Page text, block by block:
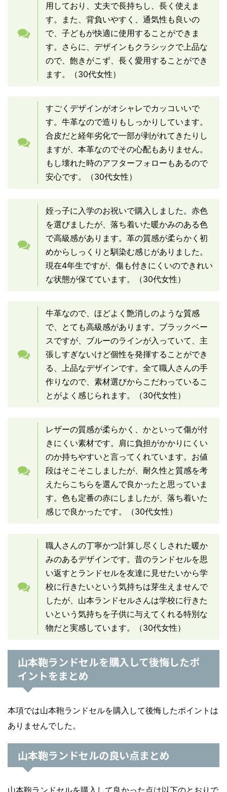
用しており、丈夫で長持ちし、長く使えま
す。また、背負いやすく、通気性も良いの
で、子どもが快適に使用することができま
す。さらに、デザインもクラシックで上品な
ので、飽きがこず、長く愛用することができ
ます。（30代女性）
すごくデザインがオシャレでカッコいいで
す。牛革なので造りもしっかりしています。
合皮だと経年劣化で一部が剥がれてきたりし
ますが、本革なのでその心配もありません。
もし壊れた時のアフターフォローもあるので
安心です。（30代女性）
姪っ子に入学のお祝いで購入しました。赤色
を選びましたが、落ち着いた暖かみのある色
で高級感があります。革の質感が柔らかく初
めからしっくりと馴染む感じがありました。
現在4年生ですが、傷も付きにくいのできれい
な状態が保てています。（30代女性）
牛革なので、ほどよく艶消しのような質感
で、とても高級感があります。ブラックベー
スですが、ブルーのラインが入っていて、主
張しすぎないけど個性を発揮することができ
る、上品なデザインです。全て職人さんの手
作りなので、素材選びからこだわっているこ
とがよく感じられます。（30代女性）
レザーの質感が柔らかく、かといって傷が付
きにくい素材です。肩に負担がかかりにくい
のか持ちやすいと言ってくれています。お値
段はそこそこしましたが、耐久性と質感を考
えたらこちらを選んで良かったと思っていま
す。色も定番の赤にしましたが、落ち着いた
感じで良かったです。（30代女性）
職人さんの丁寧かつ計算し尽くしされた暖か
みのあるデザインです。昔のランドセルを思
い返すとランドセルを友達に見せたいから学
校に行きたいという気持ちは芽生えませんで
したが、山本ランドセルさんは学校に行きた
いという気持ちを子供に与えてくれる特別な
物だと実感しています。（30代女性）
山本鞄ランドセルを購入して後悔したポ
イントをまとめ
本項では山本鞄ランドセルを購入して後悔したポイントは
ありませんでした。
山本鞄ランドセルの良い点まとめ